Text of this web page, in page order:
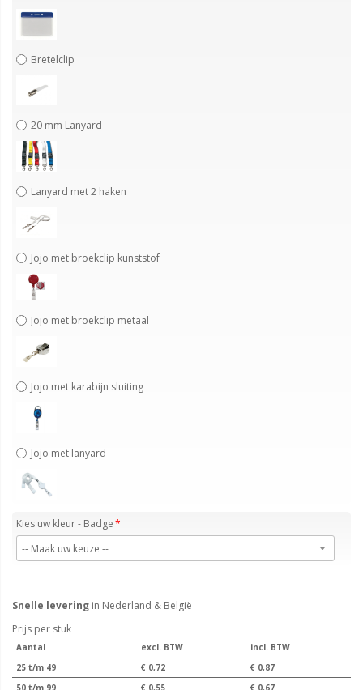
Bretelclip
20 mm Lanyard
Lanyard met 2 haken
Jojo met broekclip kunststof
Jojo met broekclip metaal
Jojo met karabijn sluiting
Jojo met lanyard
Kies uw kleur - Badge
Snelle levering in Nederland & België
Prijs per stuk
Aantal excl. BTW
incl. BTW
25 t/m 49
€ 0,72
€ 0,87
50 t/m 99
€ 0,55
€ 0,67